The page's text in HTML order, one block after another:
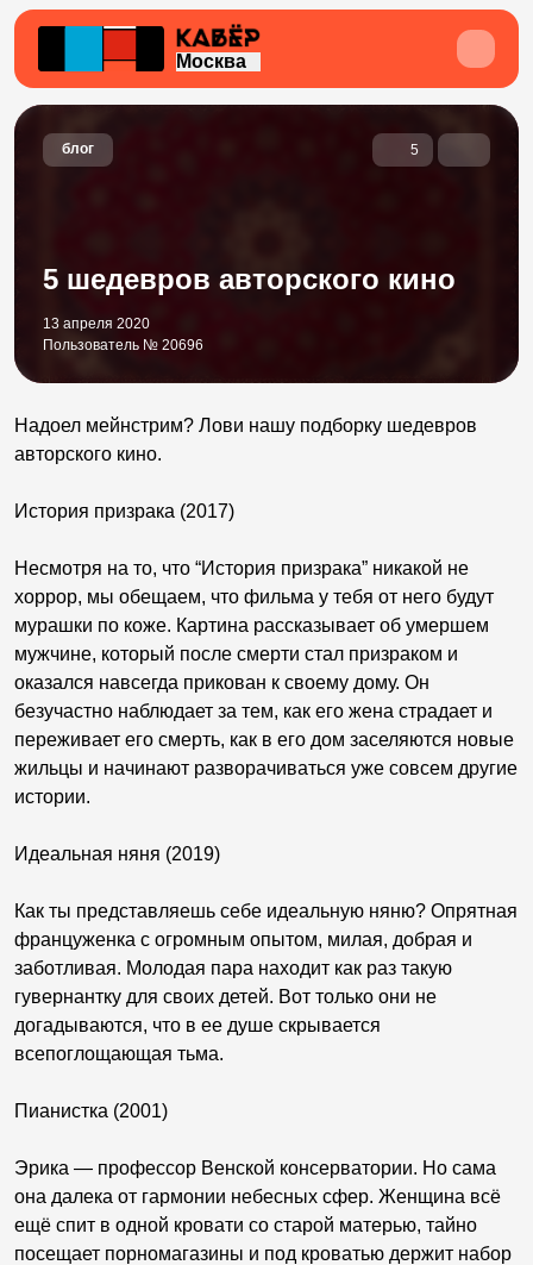
Москва
блог 5
5 шедевров авторского кино
13 апреля 2020
Пользователь № 20696
Надоел мейнстрим? Лови нашу подборку шедевров
авторского кино.
История призрака (2017)
Несмотря на то, что “История призрака” никакой не
хоррор, мы обещаем, что фильма у тебя от него будут
мурашки по коже. Картина рассказывает об умершем
мужчине, который после смерти стал призраком и
оказался навсегда прикован к своему дому. Он
безучастно наблюдает за тем, как его жена страдает и
переживает его смерть, как в его дом заселяются новые
жильцы и начинают разворачиваться уже совсем другие
истории.
Идеальная няня (2019)
Как ты представляешь себе идеальную няню? Опрятная
француженка с огромным опытом, милая, добрая и
заботливая. Молодая пара находит как раз такую
гувернантку для своих детей. Вот только они не
догадываются, что в ее душе скрывается
всепоглощающая тьма.
Пианистка (2001)
Эрика — профессор Венской консерватории. Но сама
она далека от гармонии небесных сфер. Женщина всё
ещё спит в одной кровати со старой матерью, тайно
посещает порномагазины и под кроватью держит набор